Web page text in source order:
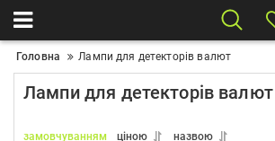
Головна Лампи для детекторів валют
Лампи для детекторів
замовчуванням ціною
назвою